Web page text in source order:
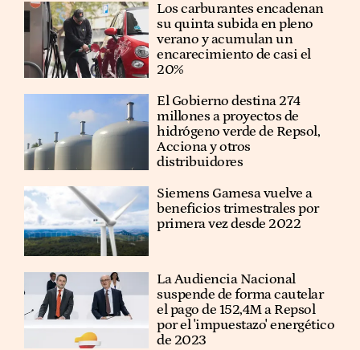
Los carburantes encadenan
su quinta subida en pleno
verano y acumulan un
encarecimiento de casi el
20%
El Gobierno destina 274
millones a proyectos de
hidrógeno verde de Repsol,
Acciona y otros
distribuidores
Siemens Gamesa vuelve a
beneficios trimestrales por
primera vez desde 2022
La Audiencia Nacional
suspende de forma cautelar
el pago de 152,4M a Repsol
por el 'impuestazo' energético
de 2023